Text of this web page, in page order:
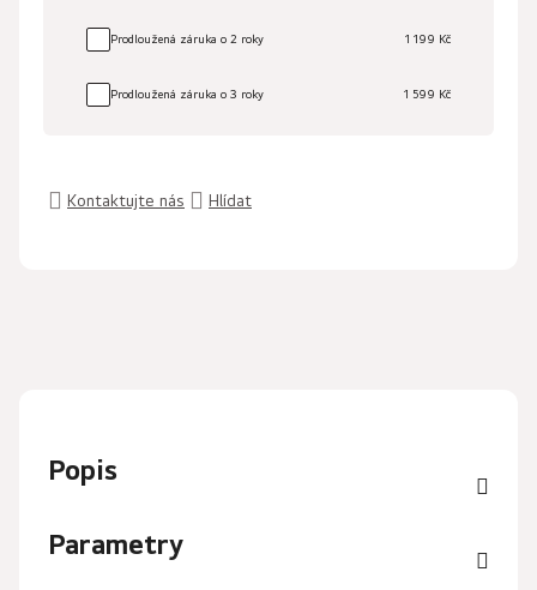
Prodloužená záruka o 2 roky 1 199 Kč
Prodloužená záruka o 3 roky 1 599 Kč
Kontaktujte nás Hlídat
Popis
Parametry